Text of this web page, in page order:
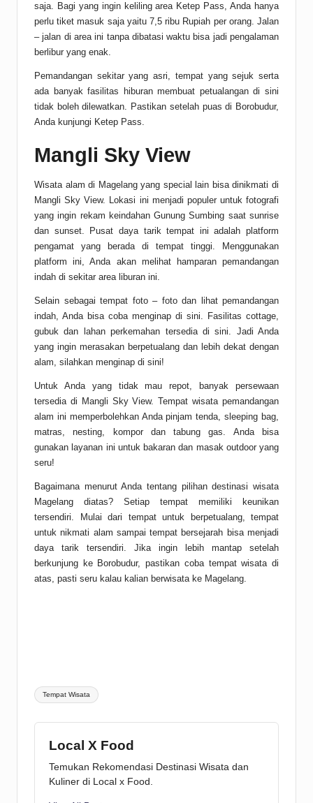
saja. Bagi yang ingin keliling area Ketep Pass, Anda hanya
perlu tiket masuk saja yaitu 7,5 ribu Rupiah per orang. Jalan
– jalan di area ini tanpa dibatasi waktu bisa jadi pengalaman
berlibur yang enak.
Pemandangan sekitar yang asri, tempat yang sejuk serta
ada banyak fasilitas hiburan membuat petualangan di sini
tidak boleh dilewatkan. Pastikan setelah puas di Borobudur,
Anda kunjungi Ketep Pass.
Mangli Sky View
Wisata alam di Magelang yang special lain bisa dinikmati di
Mangli Sky View. Lokasi ini menjadi populer untuk fotografi
yang ingin rekam keindahan Gunung Sumbing saat sunrise
dan sunset. Pusat daya tarik tempat ini adalah platform
pengamat yang berada di tempat tinggi. Menggunakan
platform ini, Anda akan melihat hamparan pemandangan
indah di sekitar area liburan ini.
Selain sebagai tempat foto – foto dan lihat pemandangan
indah, Anda bisa coba menginap di sini. Fasilitas cottage,
gubuk dan lahan perkemahan tersedia di sini. Jadi Anda
yang ingin merasakan berpetualang dan lebih dekat dengan
alam, silahkan menginap di sini!
Untuk Anda yang tidak mau repot, banyak persewaan
tersedia di Mangli Sky View. Tempat wisata pemandangan
alam ini memperbolehkan Anda pinjam tenda, sleeping bag,
matras, nesting, kompor dan tabung gas. Anda bisa
gunakan layanan ini untuk bakaran dan masak outdoor yang
seru!
Bagaimana menurut Anda tentang pilihan destinasi wisata
Magelang diatas? Setiap tempat memiliki keunikan
tersendiri. Mulai dari tempat untuk berpetualang, tempat
untuk nikmati alam sampai tempat bersejarah bisa menjadi
daya tarik tersendiri. Jika ingin lebih mantap setelah
berkunjung ke Borobudur, pastikan coba tempat wisata di
atas, pasti seru kalau kalian berwisata ke Magelang.
Tags:
Tempat Wisata
Local X Food
Temukan Rekomendasi Destinasi Wisata dan
Kuliner di Local x Food.